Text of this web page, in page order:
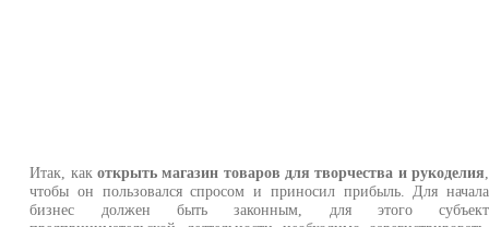
Итак, как открыть магазин товаров для творчества и рукоделия,
чтобы он пользовался спросом и приносил прибыль. Для начала
бизнес должен быть законным, для этого субъект